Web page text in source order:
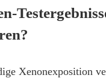
Xenonexposition